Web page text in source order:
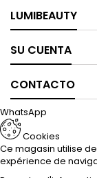
LUMIBEAUTY
SU CUENTA
CONTACTO
WhatsApp
Cookies
Ce magasin utilise
expérience de